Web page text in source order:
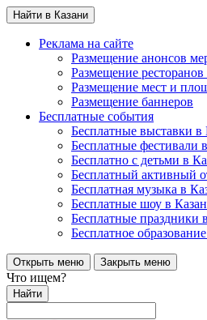
Найти в Казани
Реклама на сайте
Размещение анонсов
Размещение
Размещение мест и
Размещение баннеров
Бесплатные события
Бесплатные выставки в
Бесплатные фестивали
Бесплатно с детьми в
Бесплатный активный
Бесплатная музыка в
Бесплатные шоу в
Бесплатные праздники
Бесплатное
Открыть меню Закрыть меню
Что ищем?
Найти